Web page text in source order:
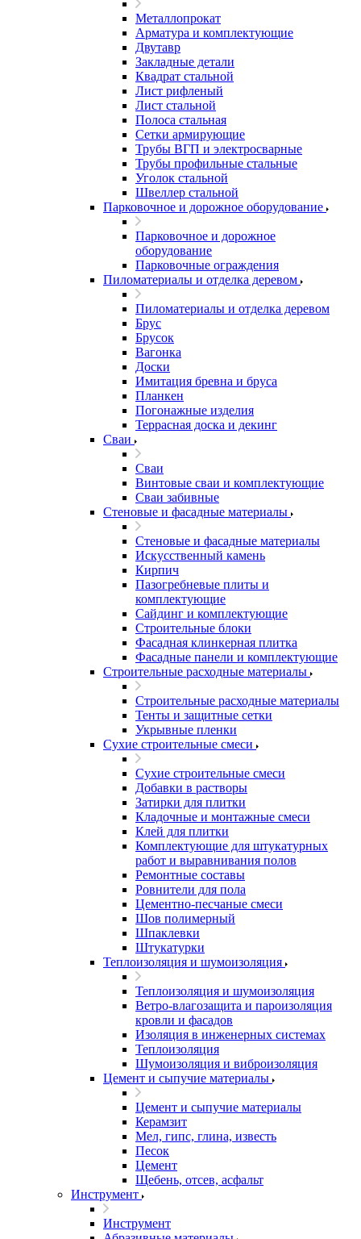
Металлопрокат
Арматура и комплектующие
Двутавр
Закладные детали
Квадрат стальной
Лист рифленый
Лист стальной
Полоса стальная
Сетки армирующие
Трубы ВГП и электросварные
Трубы профильные стальные
Уголок стальной
Швеллер стальной
Парковочное и дорожное оборудование
Парковочное и дорожное
оборудование
Парковочные ограждения
Пиломатериалы и отделка деревом
Пиломатериалы и отделка деревом
Брус
Брусок
Вагонка
Доски
Имитация бревна и бруса
Планкен
Погонажные изделия
Террасная доска и декинг
Сваи
Сваи
Винтовые сваи и комплектующие
Сваи забивные
Стеновые и фасадные материалы
Стеновые и фасадные материалы
Искусственный камень
Кирпич
Пазогребневые плиты и
комплектующие
Сайдинг и комплектующие
Строительные блоки
Фасадная клинкерная плитка
Фасадные панели и комплектующие
Строительные расходные материалы
Строительные расходные материалы
Тенты и защитные сетки
Укрывные пленки
Сухие строительные смеси
Сухие строительные смеси
Добавки в растворы
Затирки для плитки
Кладочные и монтажные смеси
Клей для плитки
Комплектующие для штукатурных
работ и выравнивания полов
Ремонтные составы
Ровнители для пола
Цементно-песчаные смеси
Шов полимерный
Шпаклевки
Штукатурки
Теплоизоляция и шумоизоляция
Теплоизоляция и шумоизоляция
Ветро-влагозащита и пароизоляция
кровли и фасадов
Изоляция в инженерных системах
Теплоизоляция
Шумоизоляция и виброизоляция
Цемент и сыпучие материалы
Цемент и сыпучие материалы
Керамзит
Мел, гипс, глина, известь
Песок
Цемент
Щебень, отсев, асфальт
Инструмент
Инструмент